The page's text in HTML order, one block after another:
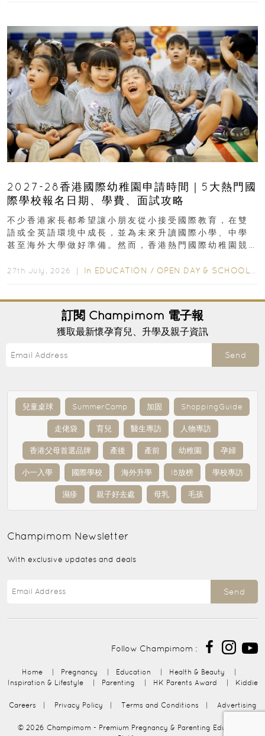
2027-28香港國際幼稚園申請時間｜5大熱門國
際學校報名日期、學費、面試攻略
不少香港家長都希望讓小朋友從小接受國際教育，在雙
語或全英語環境中成長，並為未來升讀國際小學、中學
甚至海外大學做好準備。然而，香港熱門國際幼稚園競
27th July, 2026 ｜ In EDUCATION / OPEN DAY & SCHOOL EVENTS
訂閱 Champimom 電子報
獲取最新懷孕育兒、升學及親子資訊
Send
兒童桌球 SummerCamp 加固 ShoppingGuide
走佬袋 育兒 醫生專訪 人物專訪
香港父母首選品牌 產後 產前 幼稚園 孕婦
小一入學 國際學校 海外升學 IB放榜 學校專訪
濕疹 親子好去處 母乳 毛孩
Champimom Newsletter
With exclusive updates and deals
Send
Follow Champimom :
Home Pregnancy Education Health & Beauty
Inspiration & Lifestyle
Parenting HK Parents Award Kiddie
Careers Privacy Policy Terms and Conditions Advertising
© 2026 Champimom - Premium Pregnancy & Parenting Education